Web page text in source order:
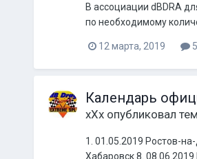
В ассоциации dBDRA
по необходимому
12 марта, 2019 5
Календарь
xXxопубликовал
1. 01.05.2019 Ростов-
Хабаровск 8. 08.06.2019